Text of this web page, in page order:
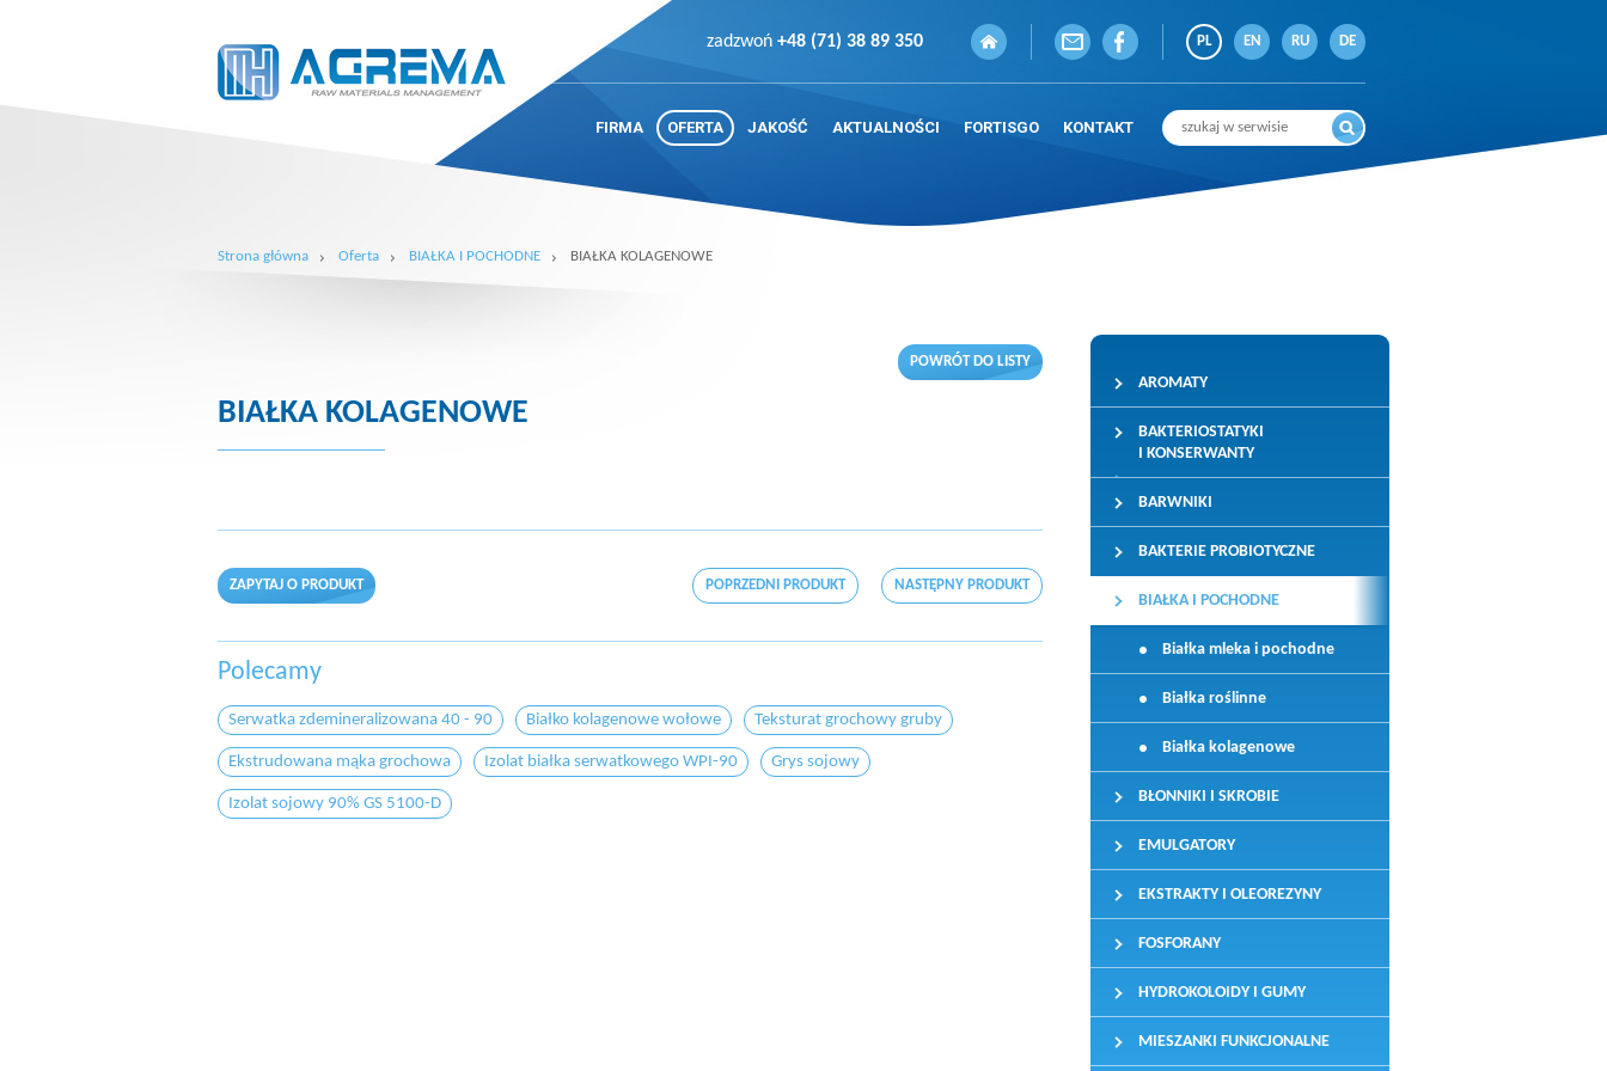
zadzwoń +48 (71) 38 89 350 PL EN RU DE
FIRMA OFERTA JAKOŚĆ AKTUALNOŚCI FORTISGO KONTAKT
Strona główna Oferta BIAŁKA I POCHODNE BIAŁKA KOLAGENOWE
AROMATY
BAKTERIOSTATYKI
I KONSERWANTY
BARWNIKI
BAKTERIE PROBIOTYCZNE
BIAŁKA I POCHODNE
Białka mleka i pochodne
Białka roślinne
Białka kolagenowe
BŁONNIKI I SKROBIE
EMULGATORY
EKSTRAKTY I OLEOREZYNY
FOSFORANY
HYDROKOLOIDY I GUMY
MIESZANKI FUNKCJONALNE
POWRÓT DO LISTY
BIAŁKA KOLAGENOWE
ZAPYTAJ O PRODUKT POPRZEDNI PRODUKT NASTĘPNY PRODUKT
Polecamy
Serwatka zdemineralizowana 40 - 90 Białko kolagenowe wołowe Teksturat grochowy gruby
Ekstrudowana mąka grochowa Izolat białka serwatkowego WPI-90 Grys sojowy
Izolat sojowy 90% GS 5100-D